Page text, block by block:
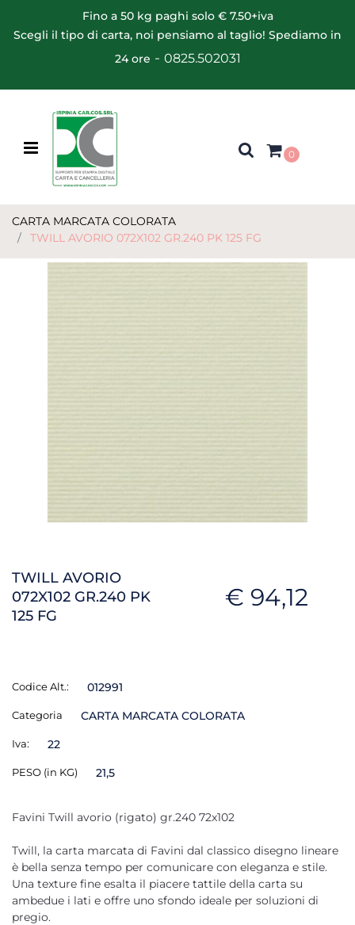
Fino a 50 kg paghi solo € 7.50+iva
Scegli il tipo di carta, noi pensiamo al taglio! Spediamo in
24 ore - 0825.502031
Open menu
0
CARTA MARCATA COLORATA
TWILL AVORIO 072X102 GR.240 PK 125 FG
TWILL AVORIO
072X102 GR.240 PK
125 FG
€ 94,12
Codice Alt.: 012991
Categoria CARTA MARCATA COLORATA
Iva: 22
PESO (in KG) 21,5
Favini Twill avorio (rigato) gr.240 72x102
Twill, la carta marcata di Favini dal classico disegno lineare
è bella senza tempo per comunicare con eleganza e stile.
Una texture fine esalta il piacere tattile della carta su
ambedue i lati e offre uno sfondo ideale per soluzioni di
pregio.